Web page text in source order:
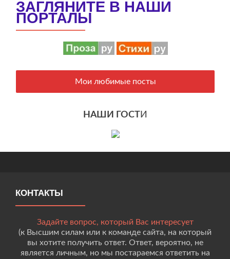
ЗАГЛЯНИТЕ В НАШИ
ПОРТАЛЫ
Мои любимые посты
НАШИ ГОСТИ
КОНТАКТЫ
Задайте вопрос, который Вас интересует
(к Высшим силам или к команде сайта, на который
вы хотите получить ответ. Ответ, вероятно, не
является личным, но мы постараемся ответить на